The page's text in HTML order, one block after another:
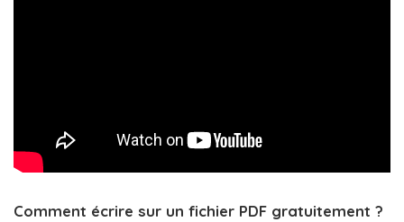
Comment écrire sur un fichier PDF gratuitement ?